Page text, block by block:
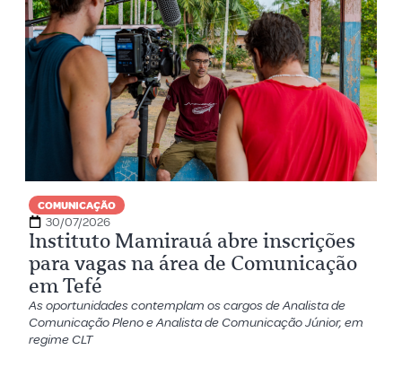
COMUNICAÇÃO
30/07/2026
Instituto Mamirauá abre inscrições
para vagas na área de Comunicação
em Tefé
As oportunidades contemplam os cargos de Analista de
Comunicação Pleno e Analista de Comunicação Júnior, em
regime CLT